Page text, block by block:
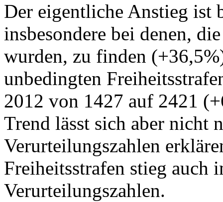
Der eigentliche Anstieg ist
insbesondere bei denen,
wurden, zu finden
unbedingten
2012 von 1427 auf 2421
Trend lässt sich aber nicht
Verurteilungszahlen
Freiheitsstrafen stieg auch
Verurteilungszahlen.